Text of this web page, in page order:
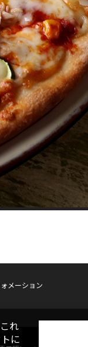
メーション
れ
に